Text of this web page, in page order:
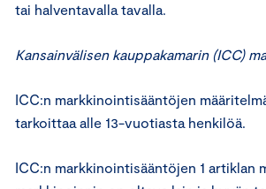
tai halventavalla tavalla.
Kansainvälisen kauppakamarin (ICC)
ICC:n markkinointisääntöjen
tarkoittaa alle 13-vuotiasta henkilöä.
ICC:n markkinointisääntöjen 1 artiklan